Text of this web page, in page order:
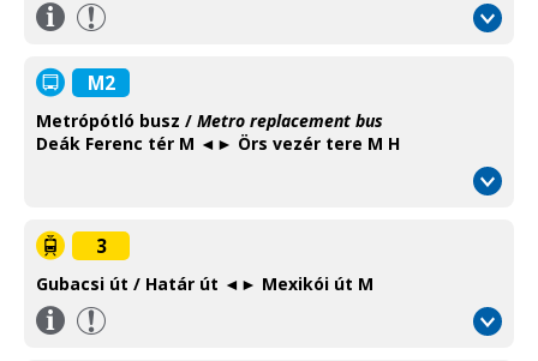
Információ
Information
M2
Metrópótló busz / Metro replacement bus
Deák Ferenc tér M ◄► Örs vezér tere M H
3
Gubacsi út / Határ út ◄► Mexikói út M
Információ